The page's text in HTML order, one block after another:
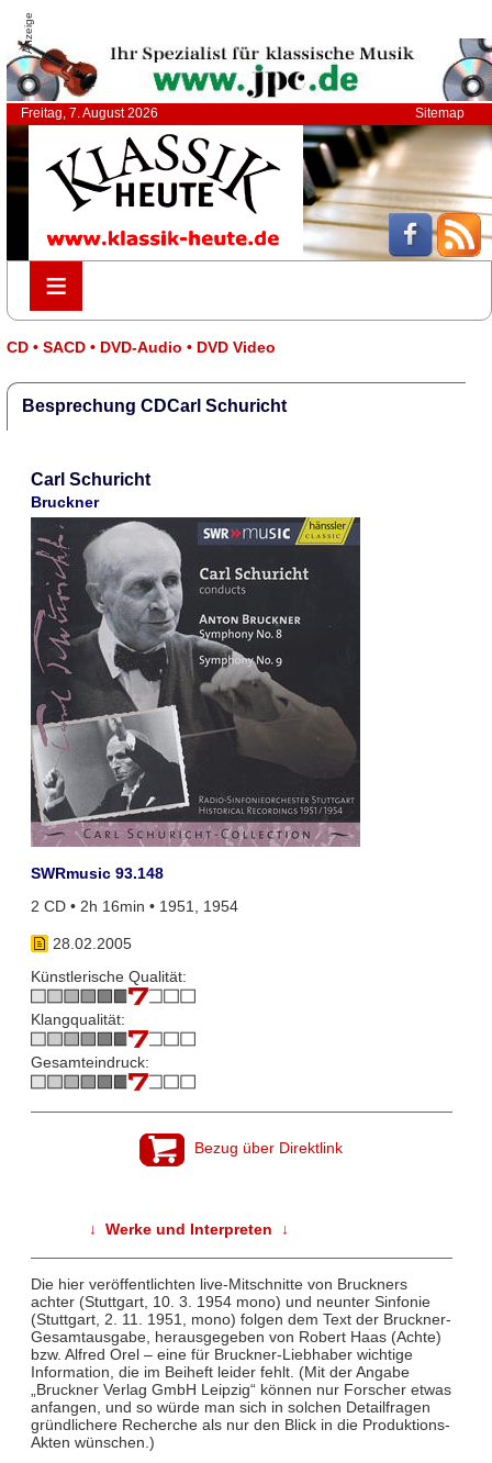
Anzeige
Freitag, 7. August 2026 Sitemap
≡
≡
CD • SACD • DVD-Audio • DVD Video
Besprechung CDCarl Schuricht
Carl Schuricht
Bruckner
SWRmusic 93.148
2 CD • 2h 16min • 1951, 1954
28.02.2005
Künstlerische Qualität:
Klangqualität:
Gesamteindruck:
Bezug über Direktlink
↓ Werke und Interpreten ↓
Die hier veröffentlichten live-Mitschnitte von Bruckners
achter (Stuttgart, 10. 3. 1954 mono) und neunter Sinfonie
(Stuttgart, 2. 11. 1951, mono) folgen dem Text der Bruckner-
Gesamtausgabe, herausgegeben von Robert Haas (Achte)
bzw. Alfred Orel – eine für Bruckner-Liebhaber wichtige
Information, die im Beiheft leider fehlt. (Mit der Angabe
„Bruckner Verlag GmbH Leipzig“ können nur Forscher etwas
anfangen, und so würde man sich in solchen Detailfragen
gründlichere Recherche als nur den Blick in die Produktions-
Akten wünschen.)